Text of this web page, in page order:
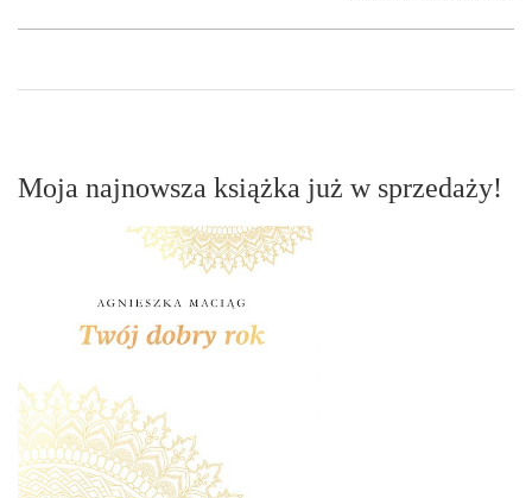
Moja najnowsza książka już w sprzedaży!